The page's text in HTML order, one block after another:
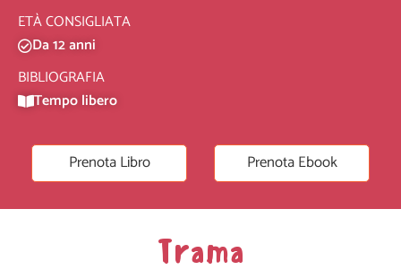
ETÀ CONSIGLIATA
Da 12 anni
BIBLIOGRAFIA
Tempo libero
Prenota Libro Prenota Ebook
Trama